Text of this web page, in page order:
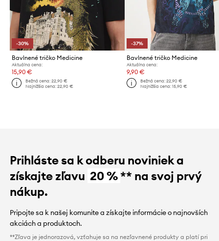
-30%
Bavlnené tričko Medicine
Aktuálna cena:
15,90 €
Bežná cena:22,90 €
Najnižšia cena:22,90 €
-37%
Bavlnené tričko Medicine
Aktuálna cena:
9,90 €
Bežná cena: 22,90 €
Najnižšia cena: 15,90 €
Prihláste sa k odberu noviniek a
získajte zľavu 20 %** na svoj prvý
nákup.
Pripojte sa k našej komunite a získajte informácie o najnovších
akciách a produktoch.
**Zľava je jednorazová, vzťahuje sa na nezľavnené produkty a platí pri